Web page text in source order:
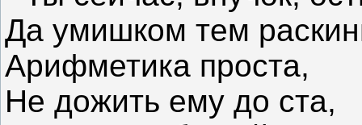
Да умишком тем
Арифметика проста,
Не дожить ему до ста,